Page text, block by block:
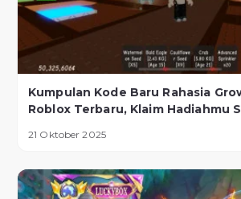
Kumpulan Kode Baru Rahasia
Roblox Terbaru, Klaim Hadiahmu
21 Oktober 2025